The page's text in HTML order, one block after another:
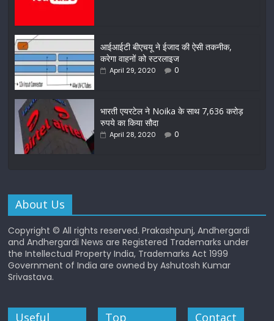
आईआईटी बीएचयू ने ईजाद की ऐसी तकनीक,
करेगा वाहनों को स्टरलाइज
April 29, 2020 0
भारती एयरटेल ने Noika के साथ 7,636 करोड़
रुपये का किया सौदा
April 28, 2020 0
About Us
Copyright © All rights reserved. Prakashpunj, Andhergardi
and Andhergardi News are Registered Trademarks under
the Intellectual Property India, Trademarks Act 1999
Government of India are owned by Ashutosh Kumar
Srivastava.
Useful Top Contact